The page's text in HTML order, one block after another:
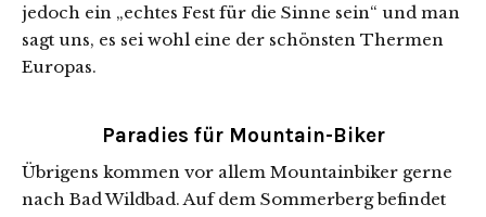
jedoch ein „echtes Fest für die Sinne sein“ und man
sagt uns, es sei wohl eine der schönsten Thermen
Europas.
Paradies für Mountain-Biker
Übrigens kommen vor allem Mountainbiker gerne
nach Bad Wildbad. Auf dem Sommerberg befindet